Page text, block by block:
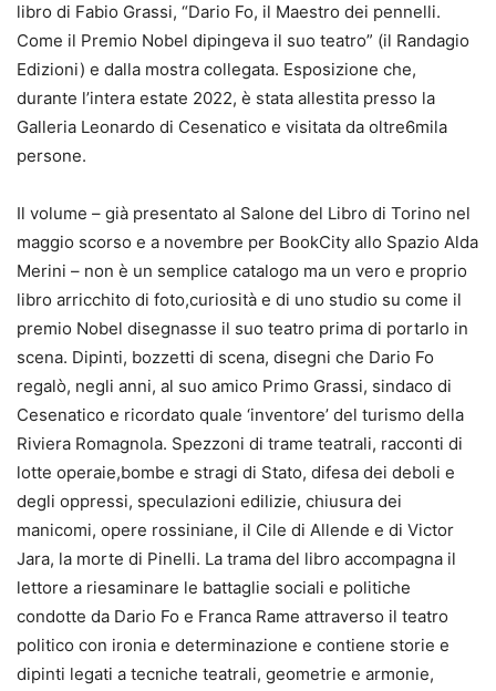
libro di Fabio Grassi, “Dario Fo, il Maestro dei pennelli.
Come il Premio Nobel dipingeva il suo teatro” (il Randagio
Edizioni) e dalla mostra collegata. Esposizione che,
durante l’intera estate 2022, è stata allestita presso la
Galleria Leonardo di Cesenatico e visitata da oltre6mila
persone.
Il volume – già presentato al Salone del Libro di Torino nel
maggio scorso e a novembre per BookCity allo Spazio Alda
Merini – non è un semplice catalogo ma un vero e proprio
libro arricchito di foto,curiosità e di uno studio su come il
premio Nobel disegnasse il suo teatro prima di portarlo in
scena. Dipinti, bozzetti di scena, disegni che Dario Fo
regalò, negli anni, al suo amico Primo Grassi, sindaco di
Cesenatico e ricordato quale ‘inventore’ del turismo della
Riviera Romagnola. Spezzoni di trame teatrali, racconti di
lotte operaie,bombe e stragi di Stato, difesa dei deboli e
degli oppressi, speculazioni edilizie, chiusura dei
manicomi, opere rossiniane, il Cile di Allende e di Victor
Jara, la morte di Pinelli. La trama del libro accompagna il
lettore a riesaminare le battaglie sociali e politiche
condotte da Dario Fo e Franca Rame attraverso il teatro
politico con ironia e determinazione e contiene storie e
dipinti legati a tecniche teatrali, geometrie e armonie,